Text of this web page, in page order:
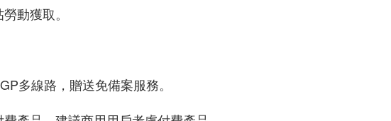
動獲取。
多線路，贈送免備案服務。